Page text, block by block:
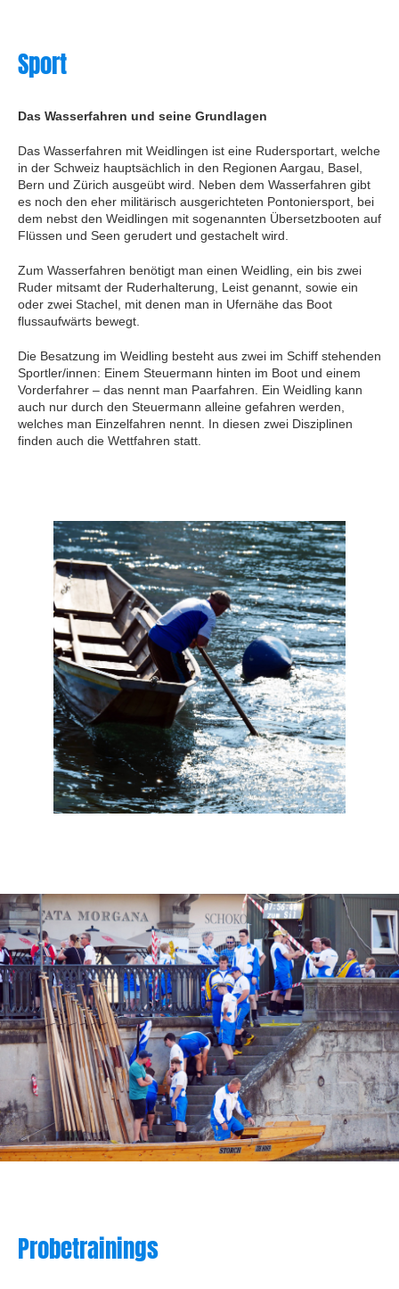
Sport
Das Wasserfahren und seine Grundlagen
Das Wasserfahren mit Weidlingen ist eine Rudersportart, welche
in der Schweiz hauptsächlich in den Regionen Aargau, Basel,
Bern und Zürich ausgeübt wird. Neben dem Wasserfahren gibt
es noch den eher militärisch ausgerichteten ­Pontoniersport, bei
dem nebst den Weidlingen mit sogenannten Übersetzbooten auf
Flüssen und Seen gerudert und gestachelt wird.
Zum Wasserfahren benötigt man einen Weidling, ein bis zwei
Ruder mitsamt der Ruderhalterung, Leist genannt, sowie ein
oder zwei Stachel, mit denen man in Ufernähe das Boot
flussaufwärts bewegt.
Die Besatzung im Weidling besteht aus zwei im Schiff stehenden
Sportler/innen: Einem Steuermann hinten im Boot und einem
Vorderfahrer – das nennt man Paarfahren. Ein Weidling kann
auch nur durch den Steuermann alleine gefahren werden,
welches man Einzelfahren nennt. In diesen zwei Disziplinen
finden auch die Wettfahren statt.
Probetrainings